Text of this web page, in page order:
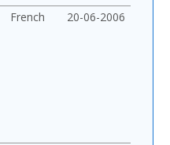
French 20-06-2006